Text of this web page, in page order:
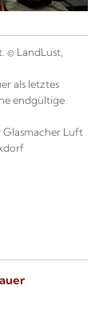
© LandLust,
als letztes
endgültige
Luft